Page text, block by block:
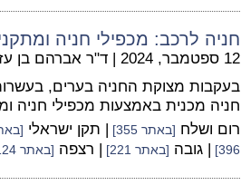
חניה לרכב: מכפילי חניה
12 ספטמבר, 2024 | ד"ר אברהם בן
בעקבות מצוקת החניה בערים,
חניה מכנית באמצעות מכפילי חניה
רום ושלח [באתר 355] | תקן ישראלי [באתר
396] | גובה [באתר 221] | רצפה [באתר 124]